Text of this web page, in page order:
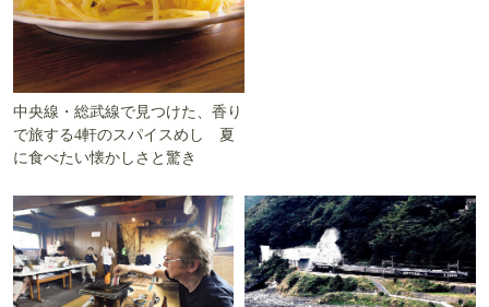
中央線・総武線で見つけた、香り
で旅する4軒のスパイスめし 夏
に食べたい懐かしさと驚き